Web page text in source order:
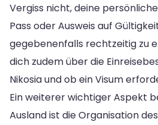
Vergiss nicht, deine
Pass oder Ausweis auf
gegebenenfalls rechtzeitig zu
dich zudem über die
Nikosia und ob ein Visum
Ein weiterer wichtiger Aspekt
Ausland ist die Organisation